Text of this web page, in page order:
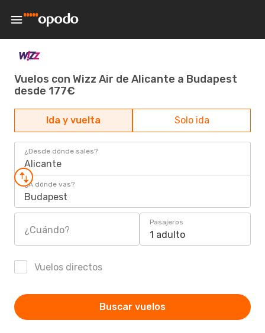
Vuelos con Wizz Air de Alicante a Budapest
desde 177€
Ida y vuelta Solo ida
¿Desde dónde sales?
Alicante
¿A dónde vas?
Budapest
¿Cuándo?
Pasajeros
1 adulto
Vuelos directos
Buscar vuelos